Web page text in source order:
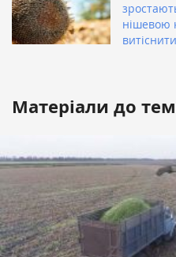
нішевою
Матеріали до